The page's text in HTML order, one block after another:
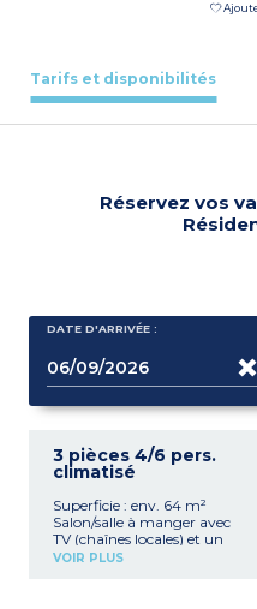
Tarifs et disponibilités
Réservez vos
DATE D'ARRIVÉE :
3 pièces 4/6 pers.
climatisé
Superficie : env. 64 m²
Salon/salle à manger avec
TV (chaînes locales) et un
canapé-lit
VOIR PLUS